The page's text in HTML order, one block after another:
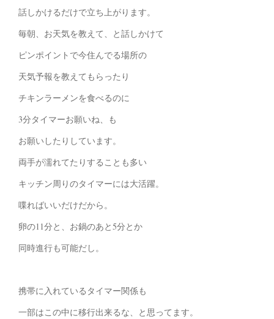
話しかけるだけで立ち上がります。
毎朝、お天気を教えて、と話しかけて
ピンポイントで今住んでる場所の
天気予報を教えてもらったり
チキンラーメンを食べるのに
3分タイマーお願いね、も
お願いしたりしています。
両手が濡れてたりすることも多い
キッチン周りのタイマーには大活躍。
喋ればいいだけだから。
卵の11分と、お鍋のあと5分とか
同時進行も可能だし。
携帯に入れているタイマー関係も
一部はこの中に移行出来るな、と思ってます。